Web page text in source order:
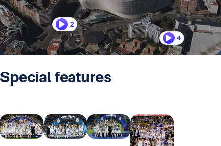
2
4
Special features